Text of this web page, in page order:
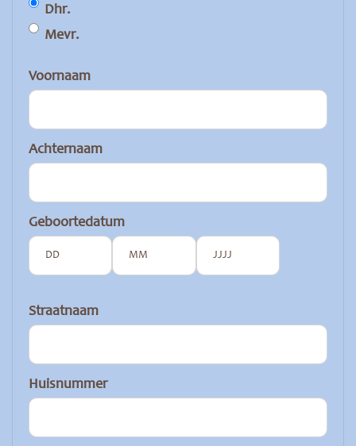
Dhr.
Mevr.
Voornaam
Achternaam
Geboortedatum
Straatnaam
Huisnummer